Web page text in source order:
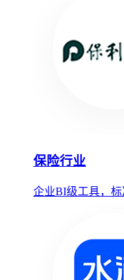
保险行业
企业BI级工具，